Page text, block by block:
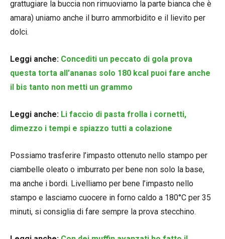
grattugiare la buccia non rimuoviamo la parte bianca che è
amara) uniamo anche il burro ammorbidito e il lievito per
dolci.
Leggi anche: Concediti un peccato di gola prova
questa torta all’ananas solo 180 kcal puoi fare anche
il bis tanto non metti un grammo
Leggi anche: Li faccio di pasta frolla i cornetti,
dimezzo i tempi e spiazzo tutti a colazione
Possiamo trasferire l’impasto ottenuto nello stampo per
ciambelle oleato o imburrato per bene non solo la base,
ma anche i bordi. Livelliamo per bene l’impasto nello
stampo e lasciamo cuocere in forno caldo a 180°C per 35
minuti, si consiglia di fare sempre la prova stecchino.